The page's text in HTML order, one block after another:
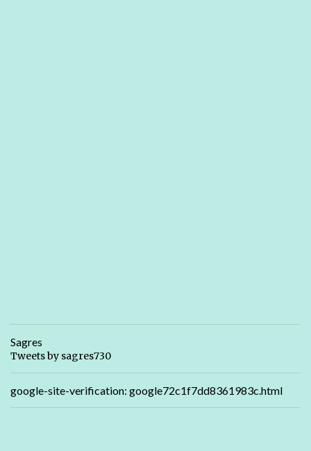
Sagres
Tweets by sagres730
google-site-verification: google72c1f7dd8361983c.html